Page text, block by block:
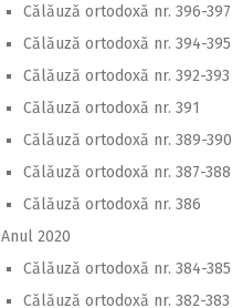
Călăuză ortodoxă nr. 396-397
Călăuză ortodoxă nr. 394-395
Călăuză ortodoxă nr. 392-393
Călăuză ortodoxă nr. 391
Călăuză ortodoxă nr. 389-390
Călăuză ortodoxă nr. 387-388
Călăuză ortodoxă nr. 386
Anul 2020
Călăuză ortodoxă nr. 384-385
Călăuză ortodoxă nr. 382-383